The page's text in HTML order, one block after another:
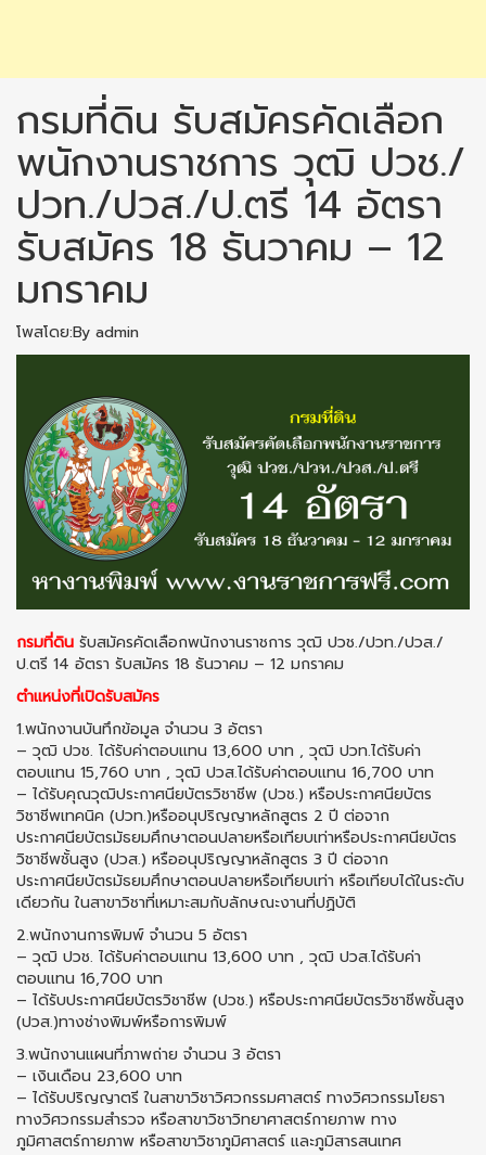
กรมที่ดิน รับสมัครคัดเลือก
พนักงานราชการ วุฒิ ปวช./
ปวท./ปวส./ป.ตรี 14 อัตรา
รับสมัคร 18 ธันวาคม – 12
มกราคม
โพสโดย:By admin
กรมที่ดิน รับสมัครคัดเลือกพนักงานราชการ วุฒิ ปวช./ปวท./ปวส./
ป.ตรี 14 อัตรา รับสมัคร 18 ธันวาคม – 12 มกราคม
ตำแหน่งที่เปิดรับสมัคร
1.พนักงานบันทึกข้อมูล จำนวน 3 อัตรา
– วุฒิ ปวช. ได้รับค่าตอบแทน 13,600 บาท , วุฒิ ปวท.ได้รับค่า
ตอบแทน 15,760 บาท , วุฒิ ปวส.ได้รับค่าตอบแทน 16,700 บาท
– ได้รับคุณวุฒิประกาศนียบัตรวิชาชีพ (ปวช.) หรือประกาศนียบัตร
วิชาชีพเทคนิค (ปวท.)หรืออนุปริญญาหลักสูตร 2 ปี ต่อจาก
ประกาศนียบัตรมัธยมศึกษาตอนปลายหรือเทียบเท่าหรือประกาศนียบัตร
วิชาชีพชั้นสูง (ปวส.) หรืออนุปริญญาหลักสูตร 3 ปี ต่อจาก
ประกาศนียบัตรมัธยมศึกษาตอนปลายหรือเทียบเท่า หรือเทียบได้ในระดับ
เดียวกัน ในสาขาวิชาที่เหมาะสมกับลักษณะงานที่ปฏิบัติ
2.พนักงานการพิมพ์ จำนวน 5 อัตรา
– วุฒิ ปวช. ได้รับค่าตอบแทน 13,600 บาท , วุฒิ ปวส.ได้รับค่า
ตอบแทน 16,700 บาท
– ได้รับประกาศนียบัตรวิชาชีพ (ปวช.) หรือประกาศนียบัตรวิชาชีพชั้นสูง
(ปวส.)ทางช่างพิมพ์หรือการพิมพ์
3.พนักงานแผนที่ภาพถ่าย จำนวน 3 อัตรา
– เงินเดือน 23,600 บาท
– ได้รับปริญญาตรี ในสาขาวิชาวิศวกรรมศาสตร์ ทางวิศวกรรมโยธา
ทางวิศวกรรมสำรวจ หรือสาขาวิชาวิทยาศาสตร์กายภาพ ทาง
ภูมิศาสตร์กายภาพ หรือสาขาวิชาภูมิศาสตร์ และภูมิสารสนเทศ